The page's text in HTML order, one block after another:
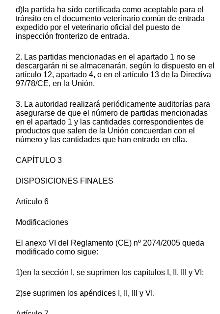
d)la partida ha sido certificada como aceptable para el
tránsito en el documento veterinario común de entrada
expedido por el veterinario oficial del puesto de
inspección fronterizo de entrada.
2. Las partidas mencionadas en el apartado 1 no se
descargarán ni se almacenarán, según lo dispuesto en el
artículo 12, apartado 4, o en el artículo 13 de la Directiva
97/78/CE, en la Unión.
3. La autoridad realizará periódicamente auditorías para
asegurarse de que el número de partidas mencionadas
en el apartado 1 y las cantidades correspondientes de
productos que salen de la Unión concuerdan con el
número y las cantidades que han entrado en ella.
CAPÍTULO 3
DISPOSICIONES FINALES
Artículo 6
Modificaciones
El anexo VI del Reglamento (CE) nº 2074/2005 queda
modificado como sigue:
1)en la sección I, se suprimen los capítulos I, II, III y VI;
2)se suprimen los apéndices I, II, III y VI.